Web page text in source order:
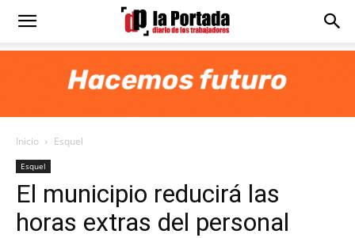
Diario
Portada
Inicio Esquel
Esquel
El municipio reducirá las
horas extras del personal